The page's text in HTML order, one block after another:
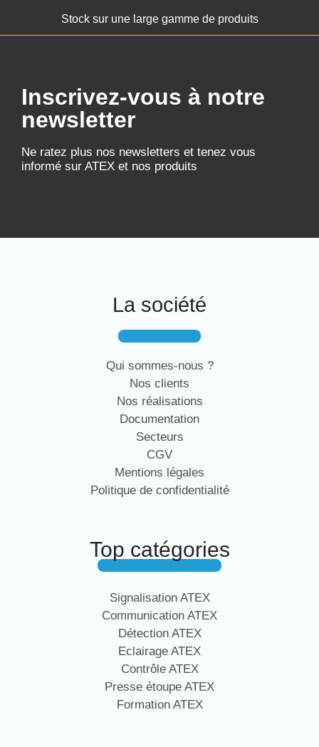
Stock sur une large gamme de produits
Inscrivez-vous à notre
newsletter
Ne ratez plus nos newsletters et tenez vous
informé sur ATEX et nos produits
La société
Qui sommes-nous ?
Nos clients
Nos réalisations
Documentation
Secteurs
CGV
Mentions légales
Politique de confidentialité
Top catégories
Signalisation ATEX
Communication ATEX
Détection ATEX
Eclairage ATEX
Contrôle ATEX
Presse étoupe ATEX
Formation ATEX